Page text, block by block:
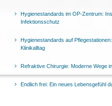
Hygienestandards im OP-Zentrum:
Infektionsschutz
Hygienestandards auf
Klinikalltag
Refraktive Chirurgie: Moderne Wege
Endlich frei: Ein neues Lebensgefühl